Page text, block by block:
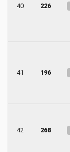
40 226
41 196
42 268